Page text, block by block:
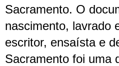
Sacramento. O
nascimento, lavrado
escritor, ensaísta e
Sacramento foi uma